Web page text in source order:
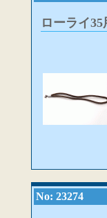
ローライ
No: 23274